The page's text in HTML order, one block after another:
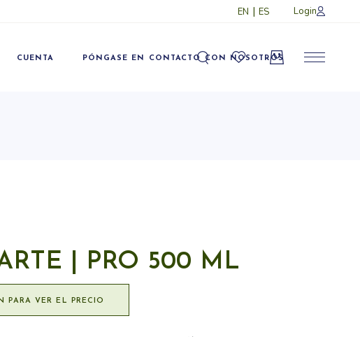
EN ES Login
CUENTA PÓNGASE EN CONTACTO CON NOSOTROS
Conviértete en un
| PRO 500 ML
PARA VER EL PRECIO